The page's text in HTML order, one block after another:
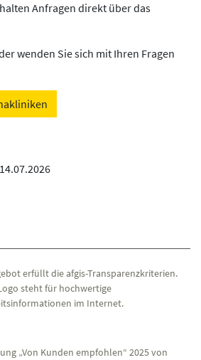
Anfragen direkt über das
wenden Sie sich mit Ihren Fragen
erfüllt die afgis-Transparenzkriterien.
steht für hochwertige
im Internet.
„Von Kunden empfohlen“ 2025 von